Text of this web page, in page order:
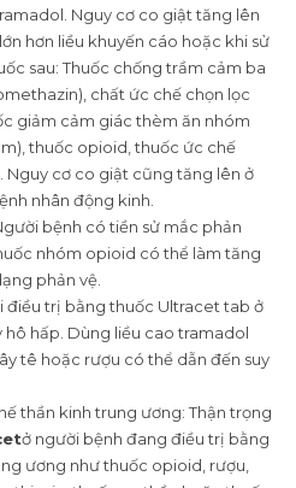
Nguy cơ co giật tăng lên
hơn liều khuyến cáo hoặc khi sử
sau: Thuốc chống trầm cảm ba
chất ức chế chọn lọc
giảm cảm giác thèm ăn nhóm
thuốc opioid, thuốc ức chế
Nguy cơ co giật cũng tăng lên ở
nhân động kinh.
bệnh có tiền sử mắc phản
nhóm opioid có thể làm tăng
phản vệ.
điều trị bằng thuốc Ultracet tab ở
hấp. Dùng liều cao tramadol
tê hoặc rượu có thể dẫn đến suy
thần kinh trung ương: Thận trọng
ở người bệnh đang điều trị bằng
ương như thuốc opioid, rượu,